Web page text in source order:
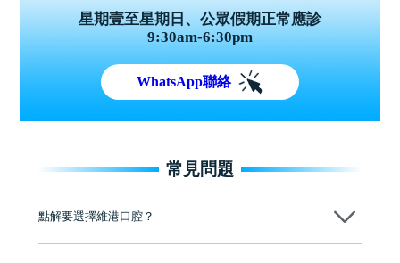
星期壹至星期日、公眾假期正常應診
9:30am-6:30pm
WhatsApp聯絡
常見問題
點解要選擇維港口腔？
維港口腔踐行「醫道濟世」的大學校訓，各分院匯聚來自香港、內地的